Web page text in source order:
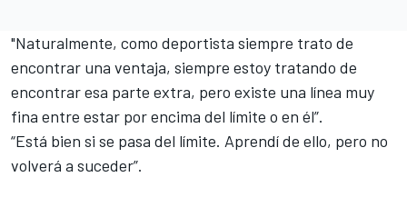
"Naturalmente, como deportista siempre trato de
encontrar una ventaja, siempre estoy tratando de
encontrar esa parte extra, pero existe una línea muy
fina entre estar por encima del límite o en él”.
“Está bien si se pasa del límite. Aprendí de ello, pero no
volverá a suceder”.